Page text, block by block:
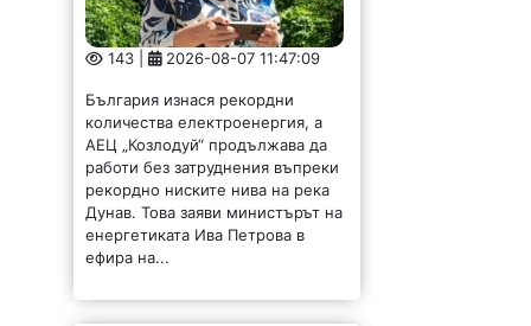
143 | 2026-08-07 11:47:09
България изнася рекордни
количества електроенергия, а
АЕЦ „Козлодуй“ продължава да
работи без затруднения въпреки
рекордно ниските нива на река
Дунав. Това заяви министърът на
енергетиката Ива Петрова в
ефира на...